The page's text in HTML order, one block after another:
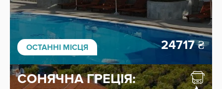
ШУКАТИ СКИНУТИ ФІЛЬТРИ
ОСТАННІ МІСЦЯ 24717₴
СОНЯЧНА ГРЕЦІЯ: